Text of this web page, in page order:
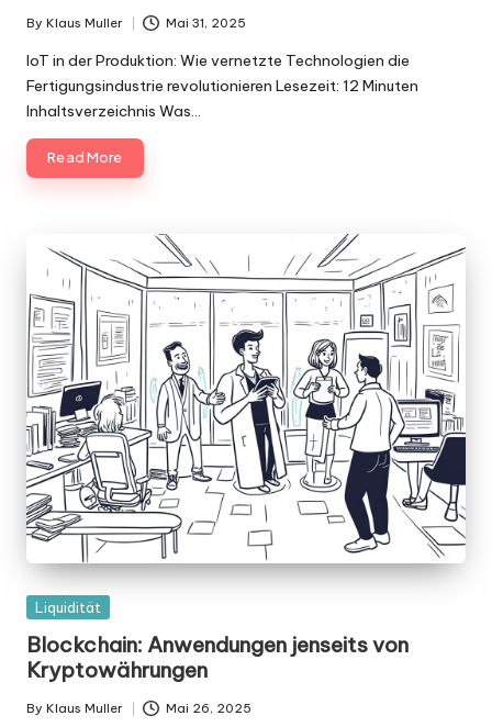
Posted
by
By Klaus Muller Mai 31, 2025
IoT in der Produktion: Wie vernetzte Technologien die
Fertigungsindustrie revolutionieren Lesezeit: 12 Minuten
Inhaltsverzeichnis Was…
Read More
Posted
Liquidität
Blockchain: Anwendungen jenseits von
Kryptowährungen
Posted
By Klaus Muller Mai 26, 2025